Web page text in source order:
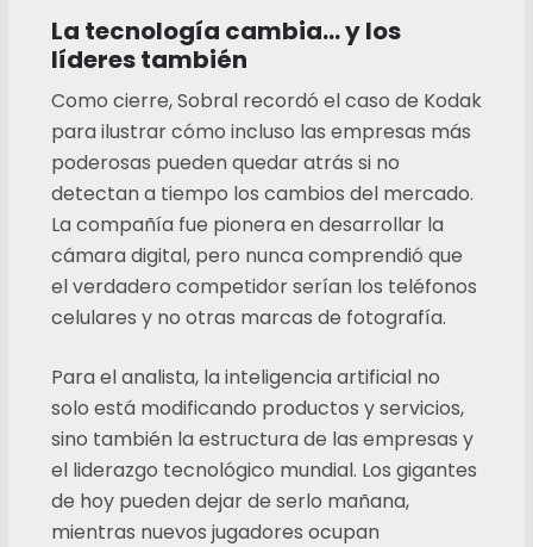
La tecnología cambia… y los
líderes también
Como cierre, Sobral recordó el caso de Kodak
para ilustrar cómo incluso las empresas más
poderosas pueden quedar atrás si no
detectan a tiempo los cambios del mercado.
La compañía fue pionera en desarrollar la
cámara digital, pero nunca comprendió que
el verdadero competidor serían los teléfonos
celulares y no otras marcas de fotografía.
Para el analista, la inteligencia artificial no
solo está modificando productos y servicios,
sino también la estructura de las empresas y
el liderazgo tecnológico mundial. Los gigantes
de hoy pueden dejar de serlo mañana,
mientras nuevos jugadores ocupan